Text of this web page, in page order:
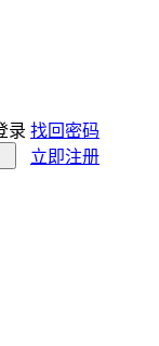
录 找回密码
立即注册